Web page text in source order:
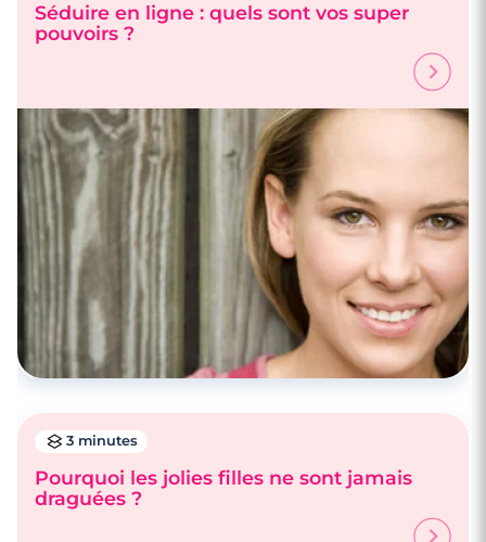
Séduire en ligne : quels sont vos super
pouvoirs ?
3 minutes
Pourquoi les jolies filles ne sont jamais
draguées ?